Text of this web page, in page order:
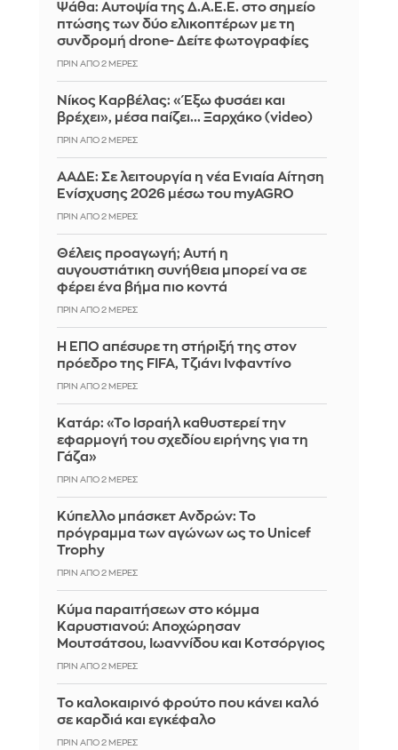
Ψάθα: Αυτοψία της Δ.Α.Ε.Ε. στο σημείο
πτώσης των δύο ελικοπτέρων με τη
συνδρομή drone- Δείτε φωτογραφίες
ΠΡΙΝ ΑΠΌ 2 ΜΈΡΕΣ
Νίκος Καρβέλας: «Έξω φυσάει και
βρέχει», μέσα παίζει... Ξαρχάκο (video)
ΠΡΙΝ ΑΠΌ 2 ΜΈΡΕΣ
ΑΑΔΕ: Σε λειτουργία η νέα Ενιαία Αίτηση
Ενίσχυσης 2026 μέσω του myAGRO
ΠΡΙΝ ΑΠΌ 2 ΜΈΡΕΣ
Θέλεις προαγωγή; Αυτή η
αυγουστιάτικη συνήθεια μπορεί να σε
φέρει ένα βήμα πιο κοντά
ΠΡΙΝ ΑΠΌ 2 ΜΈΡΕΣ
Η ΕΠΟ απέσυρε τη στήριξή της στον
πρόεδρο της FIFA, Τζιάνι Ινφαντίνο
ΠΡΙΝ ΑΠΌ 2 ΜΈΡΕΣ
Κατάρ: «Το Ισραήλ καθυστερεί την
εφαρμογή του σχεδίου ειρήνης για τη
Γάζα»
ΠΡΙΝ ΑΠΌ 2 ΜΈΡΕΣ
Κύπελλο μπάσκετ Ανδρών: Το
πρόγραμμα των αγώνων ως το Unicef
Trophy
ΠΡΙΝ ΑΠΌ 2 ΜΈΡΕΣ
Κύμα παραιτήσεων στο κόμμα
Καρυστιανού: Αποχώρησαν
Μουτσάτσου, Ιωαννίδου και Κοτσόργιος
ΠΡΙΝ ΑΠΌ 2 ΜΈΡΕΣ
Το καλοκαιρινό φρούτο που κάνει καλό
σε καρδιά και εγκέφαλο
ΠΡΙΝ ΑΠΌ 2 ΜΈΡΕΣ